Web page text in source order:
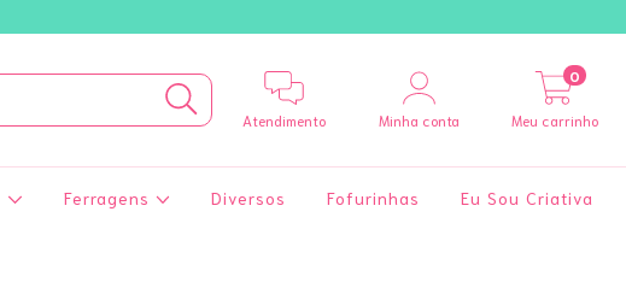
Atendimento Minha conta Meu carrinho
0
Ferragens Diversos Fofurinhas Eu Sou Criativa